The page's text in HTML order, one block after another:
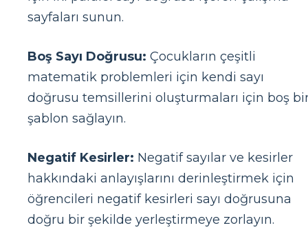
sayfaları sunun.
Boş Sayı Doğrusu: Çocukların çeşitli
matematik problemleri için kendi sayı
doğrusu temsillerini oluşturmaları için boş
şablon sağlayın.
Negatif Kesirler: Negatif sayılar ve kesirler
hakkındaki anlayışlarını derinleştirmek için
öğrencileri negatif kesirleri sayı doğrusuna
doğru bir şekilde yerleştirmeye zorlayın.